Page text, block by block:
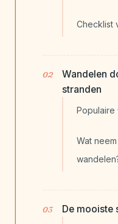
Checklist
Wandelen
stranden
Populaire
Wat
De mooiste